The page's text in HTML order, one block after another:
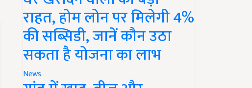
राहत, होम लोन पर मिलेगी 4%
की सब्सिडी, जानें कौन उठा
सकता है योजना का लाभ
News